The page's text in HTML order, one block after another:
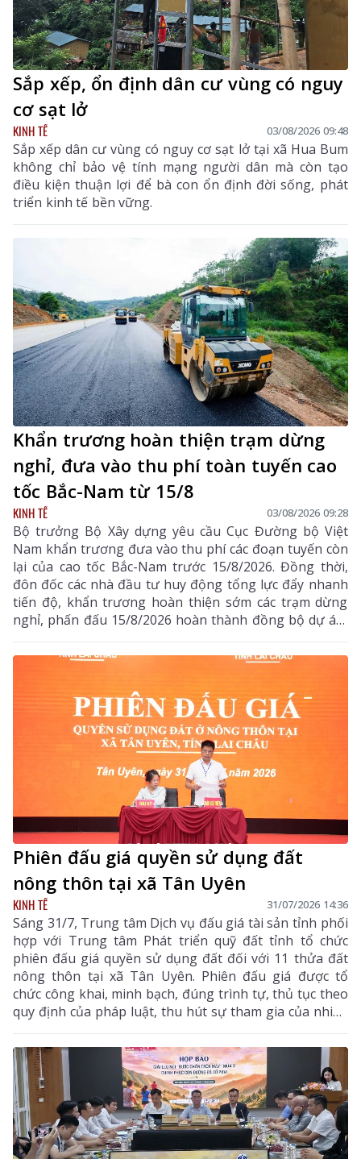
Sắp xếp, ổn định dân cư vùng có nguy
cơ sạt lở
KINH TẾ 03/08/2026 09:48
Sắp xếp dân cư vùng có nguy cơ sạt lở tại xã Hua Bum
không chỉ bảo vệ tính mạng người dân mà còn tạo
điều kiện thuận lợi để bà con ổn định đời sống, phát
triển kinh tế bền vững.
Khẩn trương hoàn thiện trạm dừng
nghỉ, đưa vào thu phí toàn tuyến cao
tốc Bắc-Nam từ 15/8
KINH TẾ 03/08/2026 09:28
Bộ trưởng Bộ Xây dựng yêu cầu Cục Đường bộ Việt
Nam khẩn trương đưa vào thu phí các đoạn tuyến còn
lại của cao tốc Bắc-Nam trước 15/8/2026. Đồng thời,
đôn đốc các nhà đầu tư huy động tổng lực đẩy nhanh
tiến độ, khẩn trương hoàn thiện sớm các trạm dừng
nghỉ, phấn đấu 15/8/2026 hoàn thành đồng bộ dự án,
triển khai thu phí các tuyến cao tốc
Phiên đấu giá quyền sử dụng đất
nông thôn tại xã Tân Uyên
KINH TẾ 31/07/2026 14:36
Sáng 31/7, Trung tâm Dịch vụ đấu giá tài sản tỉnh phối
hợp với Trung tâm Phát triển quỹ đất tỉnh tổ chức
phiên đấu giá quyền sử dụng đất đối với 11 thửa đất
nông thôn tại xã Tân Uyên. Phiên đấu giá được tổ
chức công khai, minh bạch, đúng trình tự, thủ tục theo
quy định của pháp luật, thu hút sự tham gia của nhiều
khách hàng có nhu cầu sử dụng đất và đầu tư.